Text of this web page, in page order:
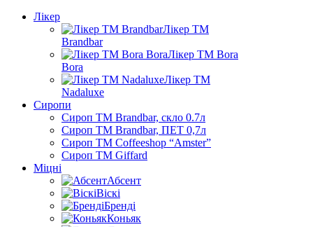
Лікер
Лікер ТМ
Brandbar
Лікер ТМ Bora
Bora
Лікер ТМ
Nadaluxe
Сиропи
Сироп TM Brandbar, скло 0.7л
Сироп TM Brandbar, ПЕТ 0,7л
Сироп TM Coffeeshop “Amster”
Сироп TM Giffard
Міцні
Абсент
Віскі
Бренді
Коньяк